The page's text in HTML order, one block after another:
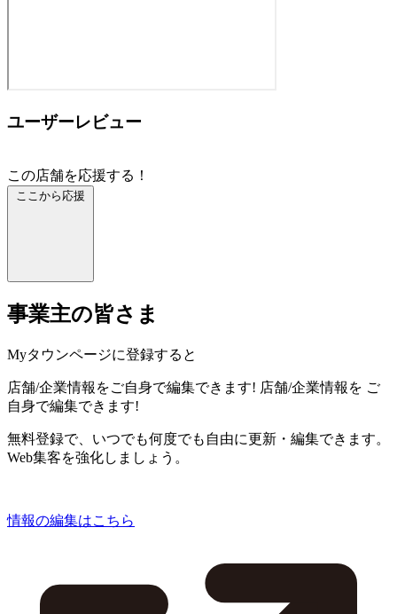
ユーザーレビュー
この店舗を応援する！
ここから応援
事業主の皆さま
Myタウンページに登録すると
店舗/企業情報をご自身で編集できます! 店舗/企業情報を ご
自身で編集できます!
無料登録で、いつでも何度でも自由に更新・編集できます。
Web集客を強化しましょう。
情報の編集はこちら